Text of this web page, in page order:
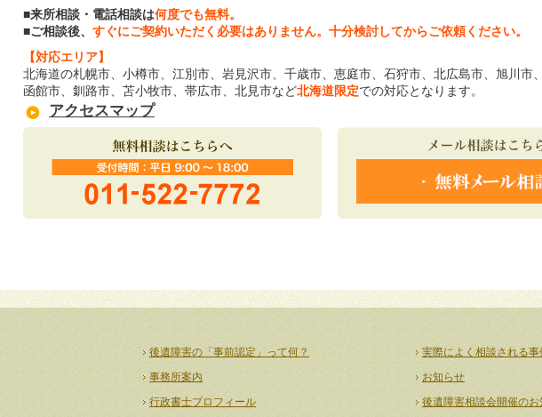
■来所相談・電話相談は何度でも無料。
■ご相談後、 すぐにご契約いただく必要はありません。十分検討してからご依頼ください。
【対応エリア】
北海道の札幌市、小樽市、江別市、岩見沢市、千歳市、恵庭市、石狩市、北広島市、旭川市、
函館市、釧路市、苫小牧市、帯広市、北見市など北海道限定での対応となります。
アクセスマップ
後遺障害の「事前認定」って何？
事務所案内
行政書士プロフィール
実際によく相談される事
お知らせ
後遺障害相談会開催のお